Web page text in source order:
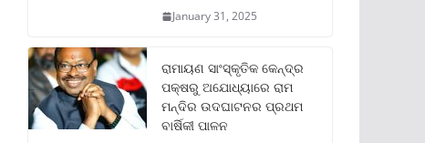
January 31, 2025
ରାମାୟଣ ସାଂସ୍କୃତିକ କେନ୍ଦ୍ର
ପକ୍ଷରୁ ଅଯୋଧ୍ୟାରେ ରାମ
ମନ୍ଦିର ଉଦଘାଟନର ପ୍ରଥମ
ବାର୍ଷିକୀ ପାଳନ